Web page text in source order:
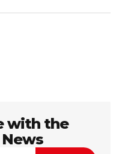
no será
están
with the